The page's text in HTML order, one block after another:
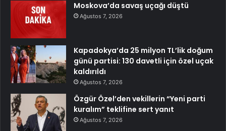
Moskova’da savaş uçağı düştü
Ağustos 7, 2026
Kapadokya’da 25 milyon TL’lik doğum
günü partisi: 130 davetli için özel uçak
kaldırıldı
Ağustos 7, 2026
Özgür Özel’den vekillerin “Yeni parti
kuralım” teklifine sert yanıt
Ağustos 7, 2026